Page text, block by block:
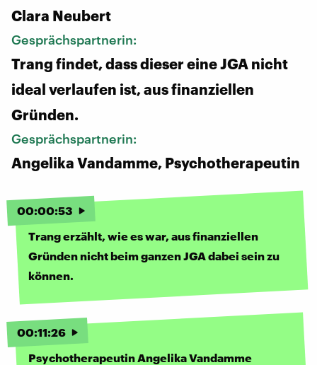
Clara Neubert
Gesprächspartnerin:
Trang findet, dass dieser eine JGA nicht
ideal verlaufen ist, aus finanziellen
Gründen.
Gesprächspartnerin:
Angelika Vandamme, Psychotherapeutin
00:00:53
Trang erzählt, wie es war, aus finanziellen
Gründen nicht beim ganzen JGA dabei sein zu
können.
00:11:26
Psychotherapeutin Angelika Vandamme